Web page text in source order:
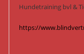
Hundetraining bvl &
https://